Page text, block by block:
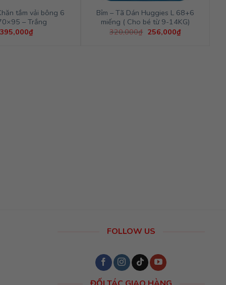
tắm vải bông 6
– Trắng
₫
Bỉm – Tã Dán Huggies L 68+6
miếng ( Cho bé từ 9-14KG)
320,000₫ Giá
256,000₫Giá
hiện
FOLLOW US